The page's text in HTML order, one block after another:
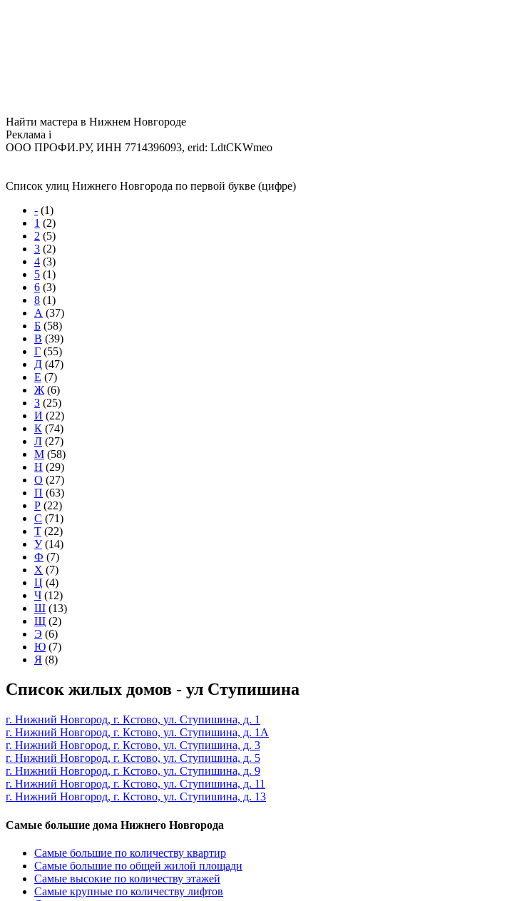
Найти мастера в Нижнем Новгороде
Реклама i
ООО ПРОФИ.РУ, ИНН 7714396093, erid: LdtCKWmeo
Список улиц Нижнего Новгорода по первой букве (цифре)
- (1)
1 (2)
2 (5)
3 (2)
4 (3)
5 (1)
6 (3)
8 (1)
А (37)
Б (58)
В (39)
Г (55)
Д (47)
Е (7)
Ж (6)
З (25)
И (22)
К (74)
Л (27)
М (58)
Н (29)
О (27)
П (63)
Р (22)
С (71)
Т (22)
У(14)
Ф (7)
Х (7)
Ц (4)
Ч (12)
Ш (13)
Щ (2)
Э (6)
Ю (7)
Я (8)
Список жилых домов - ул Ступишина
г. Нижний Новгород, г. Кстово, ул. Ступишина, д. 1
г. Нижний Новгород, г. Кстово, ул. Ступишина, д. 1А
г. Нижний Новгород, г. Кстово, ул. Ступишина, д. 3
г. Нижний Новгород, г. Кстово, ул. Ступишина, д. 5
г. Нижний Новгород, г. Кстово, ул. Ступишина, д. 9
г. Нижний Новгород, г. Кстово, ул. Ступишина, д. 11
г. Нижний Новгород, г. Кстово, ул. Ступишина, д. 13
Самые большие дома Нижнего Новгорода
Самые большие по количеству квартир
Самые большие по общей жилой площади
Самые высокие по количеству этажей
Самые крупные по количеству лифтов